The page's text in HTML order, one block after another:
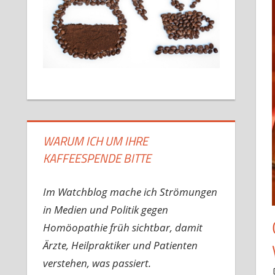
WARUM ICH UM IHRE
KAFFEESPENDE BITTE
Im Watchblog mache ich Strömungen
in Medien und Politik gegen
Homöopathie früh sichtbar, damit
Ärzte, Heilpraktiker und Patienten
verstehen, was passiert.